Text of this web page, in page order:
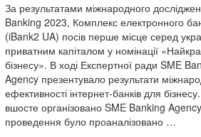
За результатами міжнародного
Banking 2023, Комплекс електронного
(iBank2 UA) посів перше місце серед
приватним капіталом у номінації
бізнесу». В ході Експертної ради SME
Agency презентувало результати
ефективності інтернет-банків для
вшосте організовано SME Banking
проведення було проаналізовано …